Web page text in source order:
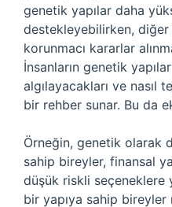
genetik yapılar daha
destekleyebilirken,
korunmacı kararlar
İnsanların genetik
algılayacakları ve nasıl
bir rehber sunar. Bu da
Örneğin, genetik olarak
sahip bireyler, finansal
düşük riskli seçeneklere
bir yapıya sahip bireyler